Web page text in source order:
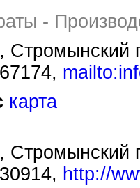
-
Стромынский
карта
Стромынский
http://